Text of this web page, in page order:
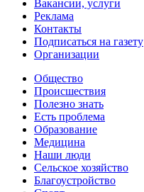
Вакансии, услуги
Реклама
Контакты
Подписаться на газету
Организации
Общество
Происшествия
Полезно знать
Есть проблема
Образование
Медицина
Наши люди
Сельское хозяйство
Благоустройство